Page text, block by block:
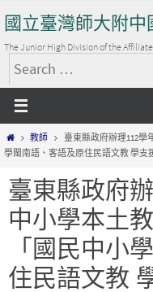
to
content
國立臺灣師大附中
The Junior High Division of the
搜
尋
關
鍵Home教師
臺東縣政府辦理112
學閩南語、客語及原住民語文教 學支
臺東縣政府
中小學本土
「國民中小
住民語文教